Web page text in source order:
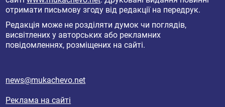
отримати письмову згоду від редакції на передрук.
Редакція може не розділяти думок чи поглядів,
висвітлених у авторських або рекламних
повідомленнях, розміщених на сайті.
news@mukachevo.net
Реклама на сайті